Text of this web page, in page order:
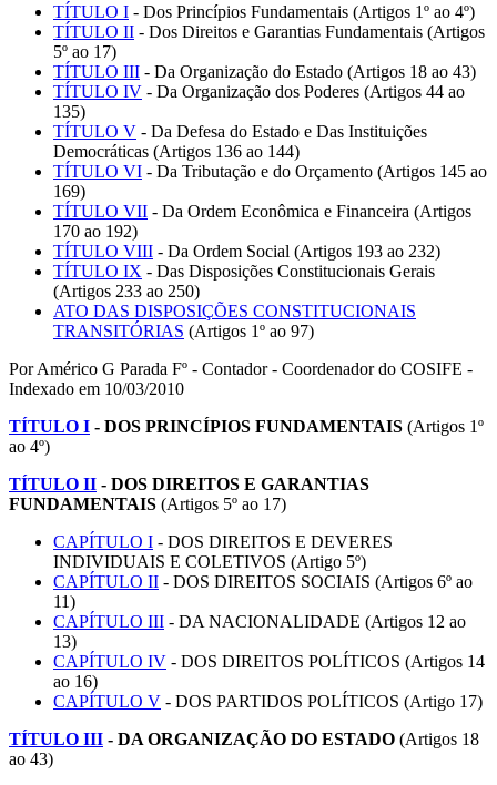
TÍTULO I - Dos Princípios Fundamentais (Artigos 1º ao 4º)
TÍTULO II - Dos Direitos e Garantias Fundamentais (Artigos
5º ao 17)
TÍTULO III - Da Organização do Estado (Artigos 18 ao 43)
TÍTULO IV - Da Organização dos Poderes (Artigos 44 ao
135)
TÍTULO V - Da Defesa do Estado e Das Instituições
Democráticas (Artigos 136 ao 144)
TÍTULO VI - Da Tributação e do Orçamento (Artigos 145 ao
169)
TÍTULO VII - Da Ordem Econômica e Financeira (Artigos
170 ao 192)
TÍTULO VIII - Da Ordem Social (Artigos 193 ao 232)
TÍTULO IX - Das Disposições Constitucionais Gerais
(Artigos 233 ao 250)
ATO DAS DISPOSIÇÕES CONSTITUCIONAIS
TRANSITÓRIAS (Artigos 1º ao 97)
Por Américo G Parada Fº - Contador - Coordenador do COSIFE -
Indexado em 10/03/2010
TÍTULO I - DOS PRINCÍPIOS FUNDAMENTAIS (Artigos 1º
ao 4º)
TÍTULO II - DOS DIREITOS E GARANTIAS
FUNDAMENTAIS (Artigos 5º ao 17)
CAPÍTULO I - DOS DIREITOS E DEVERES
INDIVIDUAIS E COLETIVOS (Artigo 5º)
CAPÍTULO II - DOS DIREITOS SOCIAIS (Artigos 6º ao
11)
CAPÍTULO III - DA NACIONALIDADE (Artigos 12 ao
13)
CAPÍTULO IV - DOS DIREITOS POLÍTICOS (Artigos 14
ao 16)
CAPÍTULO V - DOS PARTIDOS POLÍTICOS (Artigo 17)
TÍTULO III - DA ORGANIZAÇÃO DO ESTADO (Artigos 18
ao 43)